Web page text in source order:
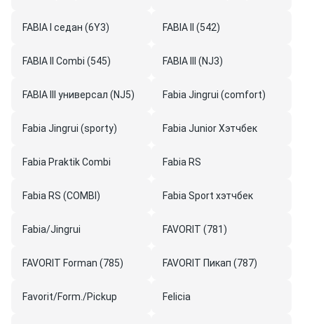
FABIA I седан (6Y3) FABIA II (542)
FABIA II Combi (545) FABIA III (NJ3)
FABIA III универсал (NJ5) Fabia Jingrui (comfort)
Fabia Jingrui (sporty) Fabia Junior Хэтчбек
Fabia Praktik Combi Fabia RS
Fabia RS (COMBI) Fabia Sport хэтчбек
Fabia/Jingrui FAVORIT (781)
FAVORIT Forman (785) FAVORIT Пикап (787)
Favorit/Form./Pickup Felicia